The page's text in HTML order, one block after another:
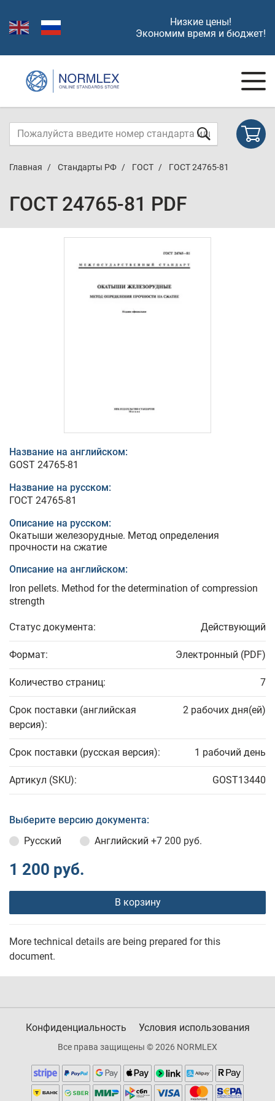
Низкие цены!
Экономим время и бюджет!
Главная Стандарты РФ ГОСТ ГОСТ 24765-81
ГОСТ 24765-81 PDF
Название на английском:
GOST 24765-81
Название на русском:
ГОСТ 24765-81
Описание на русском:
Окатыши железорудные. Метод определения
прочности на сжатие
Описание на английском:
Iron pellets. Method for the determination of compression
strength
Статус документа: Действующий
Формат: Электронный (PDF)
Количество страниц: 7
Срок поставки (английская
версия):
2 рабочих дня(ей)
Срок поставки (русская версия): 1 рабочий день
Артикул (SKU): GOST13440
Выберите версию документа:
Русский
Английский +7 200 руб.
1 200 руб.
В корзину
More technical details are being prepared for this
document.
Конфиденциальность Условия использования
Все права защищены © 2026 NORMLEX